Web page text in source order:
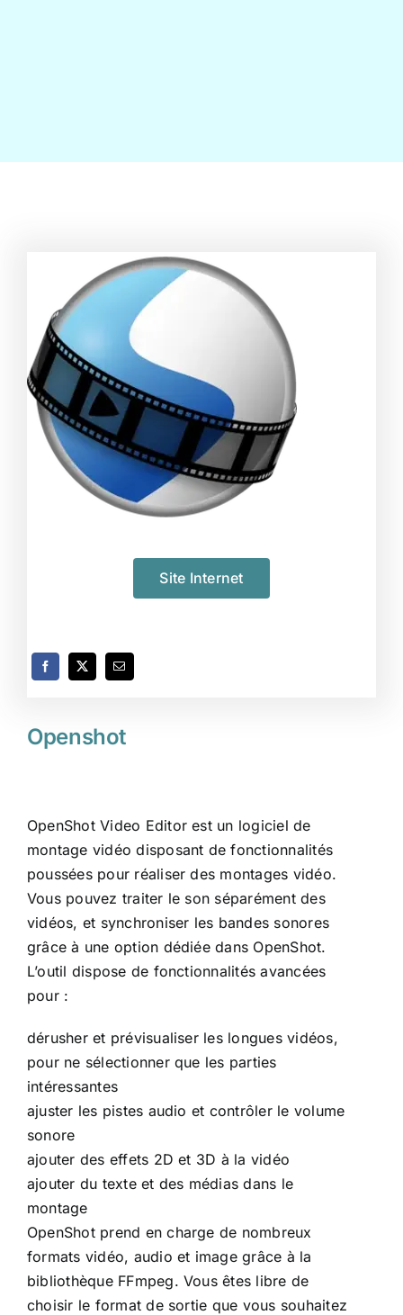
Site Internet
Openshot
OpenShot Video Editor est un logiciel de
montage vidéo disposant de fonctionnalités
poussées pour réaliser des montages vidéo.
Vous pouvez traiter le son séparément des
vidéos, et synchroniser les bandes sonores
grâce à une option dédiée dans OpenShot.
L’outil dispose de fonctionnalités avancées
pour :
dérusher et prévisualiser les longues vidéos,
pour ne sélectionner que les parties
intéressantes
ajuster les pistes audio et contrôler le volume
sonore
ajouter des effets 2D et 3D à la vidéo
ajouter du texte et des médias dans le
montage
OpenShot prend en charge de nombreux
formats vidéo, audio et image grâce à la
bibliothèque FFmpeg. Vous êtes libre de
choisir le format de sortie que vous souhaitez